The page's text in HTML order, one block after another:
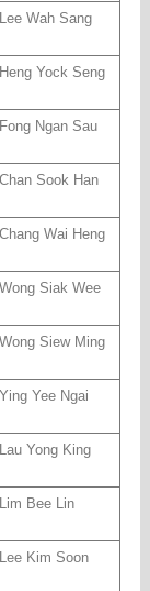
Lee Wah Sang
Heng Yock Seng
Fong Ngan Sau
Chan Sook Han
Chang Wai Heng
Wong Siak Wee
Wong Siew Ming
Ying Yee Ngai
Lau Yong King
Lim Bee Lin
Lee Kim Soon